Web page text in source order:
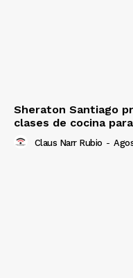
Sheraton Santiago
clases de cocina
Claus Narr Rubio -